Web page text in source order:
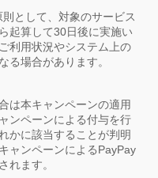
として、対象のサービス
起算して30日後に実施い
利用状況やシステム上の
る場合があります。
は本キャンペーンの適用
ンペーンによる付与を行
かに該当することが判明
ャンペーンによるPayPay
れます。